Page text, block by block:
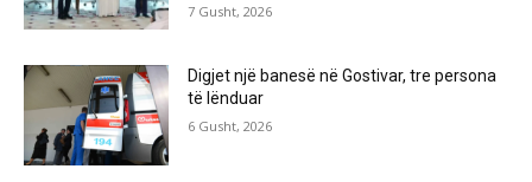
7 Gusht, 2026
Digjet një banesë në Gostivar, tre persona
të lënduar
6 Gusht, 2026